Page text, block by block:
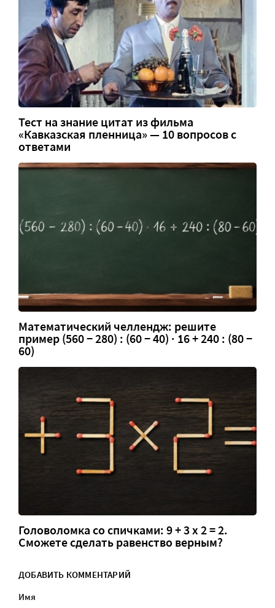
Тест на знание цитат из фильма
«Кавказская пленница» — 10 вопросов с
ответами
Математический челлендж: решите
пример (560 − 280) : (60 − 40) · 16 + 240 : (80 −
60)
Головоломка со спичками: 9 + 3 х 2 = 2.
Сможете сделать равенство верным?
ДОБАВИТЬ КОММЕНТАРИЙ
Имя